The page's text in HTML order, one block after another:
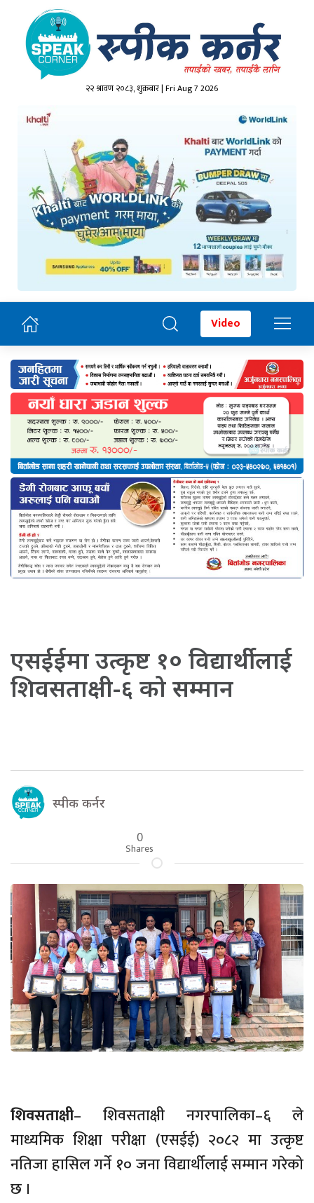
२२ श्रावण २०८३, शुक्रबार | Fri Aug 7 2026
Video
एसईईमा उत्कृष्ट १० विद्यार्थीलाई
शिवसताक्षी-६ को सम्मान
स्पीक कर्नर
0
Shares
शिवसताक्षी– शिवसताक्षी नगरपालिका–६ ले
माध्यमिक शिक्षा परीक्षा (एसईई) २०८२ मा उत्कृष्ट
नतिजा हासिल गर्ने १० जना विद्यार्थीलाई सम्मान गरेको
छ ।